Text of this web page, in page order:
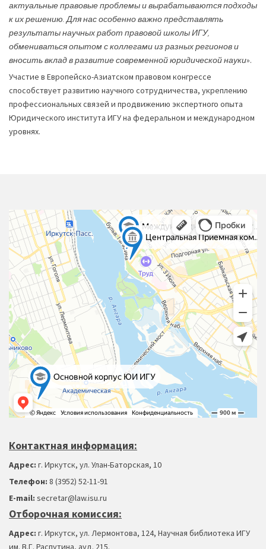
актуальные правовые проблемы и вырабатываются подходы
к их решению. Для нас особенно важно представлять
результаты научных работ правовой школы ИГУ,
обмениваться опытом с коллегами из разных регионов и
вносить вклад в развитие современной юридической науки».
Участие в Европейско-Азиатском правовом конгрессе
способствует развитию научного сотрудничества, укреплению
профессиональных связей и продвижению экспертного опыта
Юридического института ИГУ на федеральном и международном
уровнях.
Контактная информация:
Адрес: г. Иркутск, ул. Улан-Баторская, 10
Телефон: 8 (3952) 52-11-91
Е-mail: secretar@law.isu.ru
Отборочная комиссия:
Адрес: г. Иркутск, ул. Лермонтова, 124, Научная библиотека ИГУ
им. В.Г. Распутина, ауд. 215.